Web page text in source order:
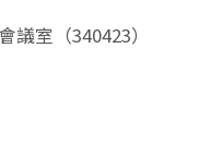
室（340423）